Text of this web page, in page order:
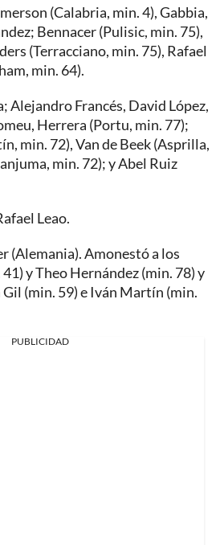
(Calabria, min. 4), Gabbia,
Bennacer (Pulisic, min. 75),
(Terracciano, min. 75), Rafael
min. 64).
Alejandro Francés, David López,
Herrera (Portu, min. 77);
min. 72), Van de Beek (Asprilla,
min. 72); y Abel Ruiz
Leao.
(Alemania). Amonestó a los
y Theo Hernández (min. 78) y
(min. 59) e Iván Martín (min.
PUBLICIDAD